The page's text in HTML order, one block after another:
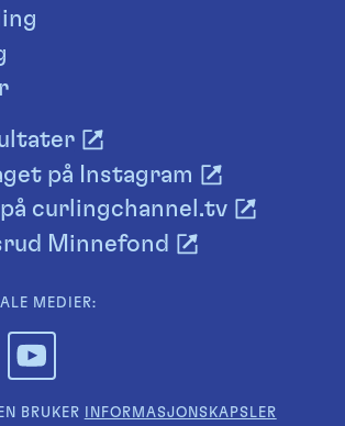
på Instagram
curlingchannel.tv
Minnefond
MEDIER:
BRUKER INFORMASJONSKAPSLER